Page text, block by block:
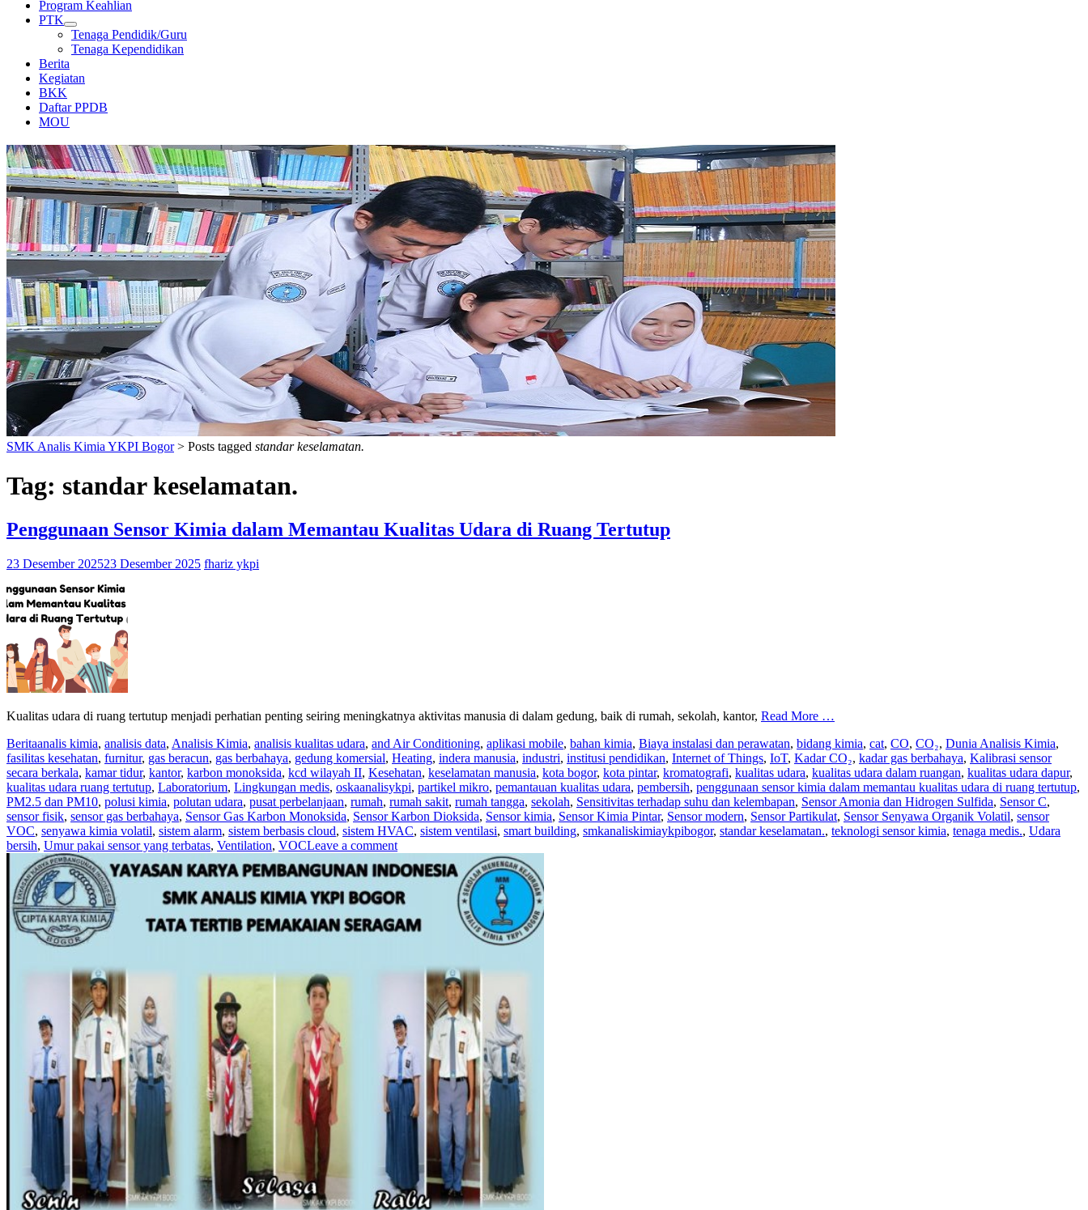
Program Keahlian
PTK
Tenaga Pendidik/Guru
Tenaga Kependidikan
Berita
Kegiatan
BKK
Daftar PPDB
MOU
PERPUSTAKAAN
SMK Analis Kimia YKPI Bogor> Posts tagged standar keselamatan.
Tag: standar keselamatan.
Penggunaan Sensor Kimia dalam Memantau Kualitas Udara di Ruang Tertutup
23 Desember 202523 Desember 2025 fhariz ykpi
Kualitas udara di ruang tertutup menjadi perhatian penting seiring meningkatnya aktivitas manusia di dalam gedung, baik di rumah, sekolah, kantor, Read More …
Beritaanalis kimia, analisis data, Analisis Kimia, analisis kualitas udara, and Air Conditioning, aplikasi mobile, bahan kimia, Biaya instalasi dan perawatan, bidang kimia, cat, CO, CO₂, Dunia Analisis Kimia,
fasilitas kesehatan, furnitur, gas beracun, gas berbahaya, gedung komersial, Heating, indera manusia, industri, institusi pendidikan, Internet of Things, IoT, Kadar CO₂, kadar gas berbahaya, Kalibrasi sensor
secara berkala, kamar tidur, kantor, karbon monoksida, kcd wilayah II, Kesehatan, keselamatan manusia, kota bogor, kota pintar, kromatografi, kualitas udara, kualitas udara dalam ruangan, kualitas udara dapur,
kualitas udara ruang tertutup, Laboratorium, Lingkungan medis, oskaanalisykpi, partikel mikro, pemantauan kualitas udara, pembersih, penggunaan sensor kimia dalam memantau kualitas udara di ruang tertutup,
PM2.5 dan PM10, polusi kimia, polutan udara, pusat perbelanjaan, rumah, rumah sakit, rumah tangga, sekolah, Sensitivitas terhadap suhu dan kelembapan, Sensor Amonia dan Hidrogen Sulfida, Sensor C,
sensor fisik, sensor gas berbahaya, Sensor Gas Karbon Monoksida, Sensor Karbon Dioksida, Sensor kimia, Sensor Kimia Pintar, Sensor modern, Sensor Partikulat, Sensor Senyawa Organik Volatil, sensor
VOC, senyawa kimia volatil, sistem alarm, sistem berbasis cloud, sistem HVAC, sistem ventilasi, smart building, smkanaliskimiaykpibogor, standar keselamatan., teknologi sensor kimia, tenaga medis., Udara
bersih, Umur pakai sensor yang terbatas, Ventilation, VOCLeave a comment